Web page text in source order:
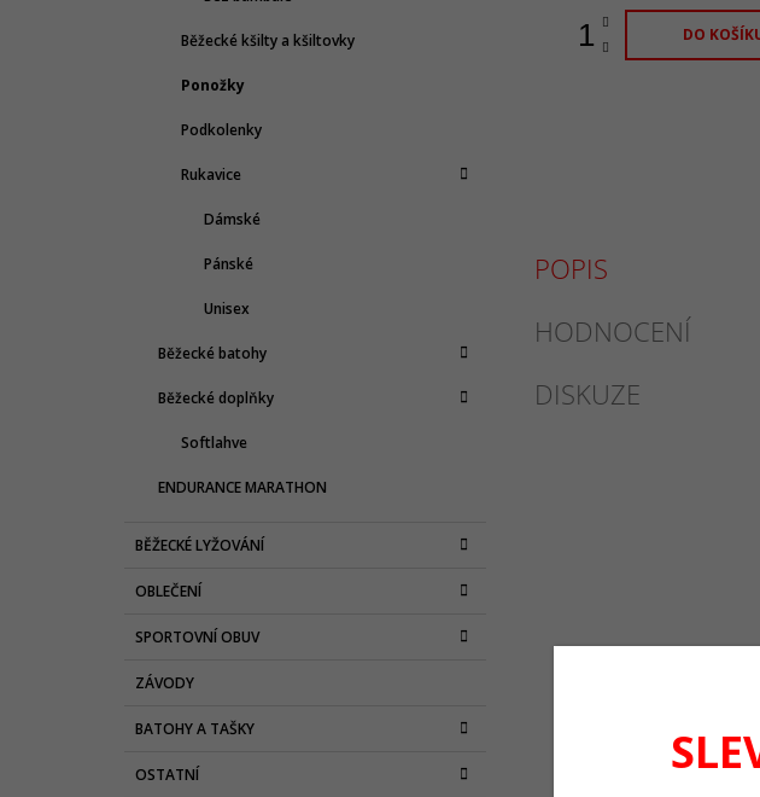
Běžecké kšilty a kšiltovky
Ponožky
Podkolenky
Rukavice
Dámské
Pánské
Unisex
Běžecké batohy
Běžecké doplňky
Softlahve
ENDURANCE MARATHON
BĚŽECKÉ LYŽOVÁNÍ
OBLEČENÍ
SPORTOVNÍ OBUV
ZÁVODY
BATOHY A TAŠKY
OSTATNÍ
DO
POPIS
HODNOCENÍ
DISKUZE